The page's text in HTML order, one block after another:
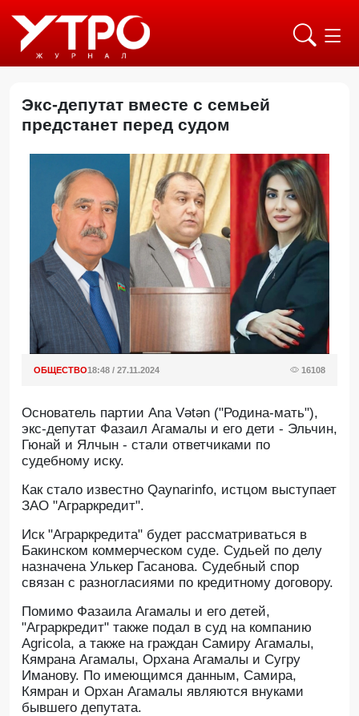
Экс-депутат вместе с семьей
предстанет перед судом
ОБЩЕСТВО18:48 / 27.11.2024 16108
Основатель партии Ana Vətən ("Родина-мать"),
экс-депутат Фазаил Агамалы и его дети - Эльчин,
Гюнай и Ялчын - стали ответчиками по
судебному иску.
Как стало известно Qaynarinfo, истцом выступает
ЗАО "Аграркредит".
Иск "Аграркредита" будет рассматриваться в
Бакинском коммерческом суде. Судьей по делу
назначена Улькер Гасанова. Судебный спор
связан с разногласиями по кредитному договору.
Помимо Фазаила Агамалы и его детей,
"Аграркредит" также подал в суд на компанию
Agricola, а также на граждан Самиру Агамалы,
Кямрана Агамалы, Орхана Агамалы и Сугру
Иманову. По имеющимся данным, Самира,
Кямран и Орхан Агамалы являются внуками
бывшего депутата.